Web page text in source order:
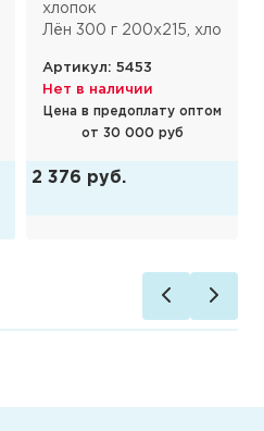
хлопок
Лён 300 г 200х215, хлопок
Артикул: 5453
Нет в наличии
Цена в предоплату оптом
от 30 000 руб
2 376 руб.